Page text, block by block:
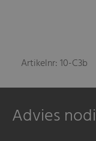
Artikelnr: 10-C3b
Advies